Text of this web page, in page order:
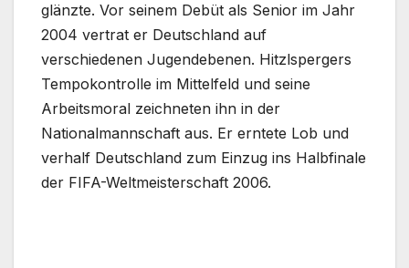
glänzte. Vor seinem Debüt als Senior im Jahr
2004 vertrat er Deutschland auf
verschiedenen Jugendebenen. Hitzlspergers
Tempokontrolle im Mittelfeld und seine
Arbeitsmoral zeichneten ihn in der
Nationalmannschaft aus. Er erntete Lob und
verhalf Deutschland zum Einzug ins Halbfinale
der FIFA-Weltmeisterschaft 2006.